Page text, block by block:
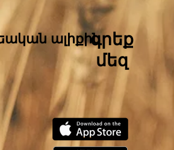
ալիքինգրեք
մեզ